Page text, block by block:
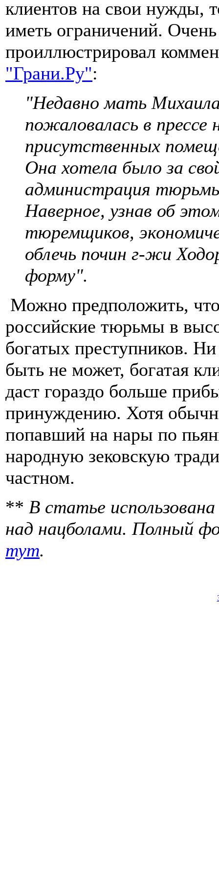
клиентов на свои нужды,
иметь ограничений.
проиллюстрировал
"Грани.Ру":
"Недавно мать
пожаловалась в прессе
присутственных
Она хотела было за
администрация
Наверное, узнав об
тюремщиков,
облечь почин г-жи
форму".
Можно предположить,
российские тюрьмы в
богатых преступников.
быть не может, богатая
даст гораздо больше
принуждению. Хотя
попавший на нары по
народную зековскую
частном.
** В статье
над нацболами. Полный
тут.